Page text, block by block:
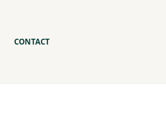
CONTACT